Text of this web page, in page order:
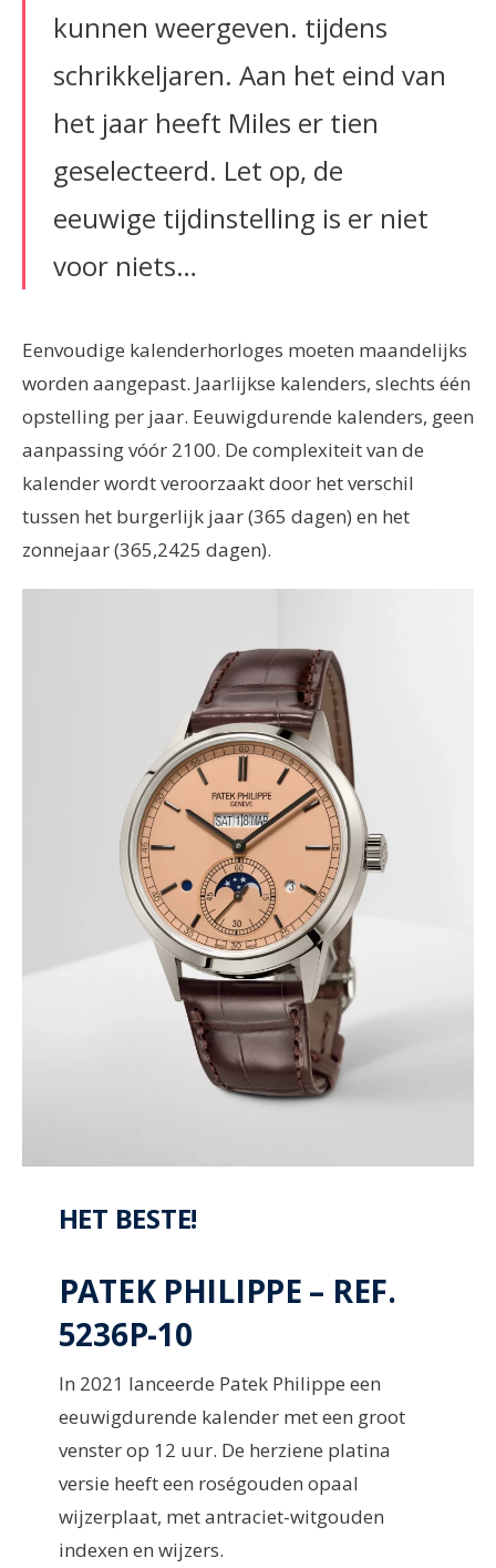
kunnen weergeven. tijdens
schrikkeljaren. Aan het eind van
het jaar heeft Miles er tien
geselecteerd. Let op, de
eeuwige tijdinstelling is er niet
voor niets…
Eenvoudige kalenderhorloges moeten maandelijks
worden aangepast. Jaarlijkse kalenders, slechts één
opstelling per jaar. Eeuwigdurende kalenders, geen
aanpassing vóór 2100. De complexiteit van de
kalender wordt veroorzaakt door het verschil
tussen het burgerlijk jaar (365 dagen) en het
zonnejaar (365,2425 dagen).
HET BESTE!
PATEK PHILIPPE – REF.
5236P-10
In 2021 lanceerde Patek Philippe een
eeuwigdurende kalender met een groot
venster op 12 uur. De herziene platina
versie heeft een roségouden opaal
wijzerplaat, met antraciet-witgouden
indexen en wijzers.